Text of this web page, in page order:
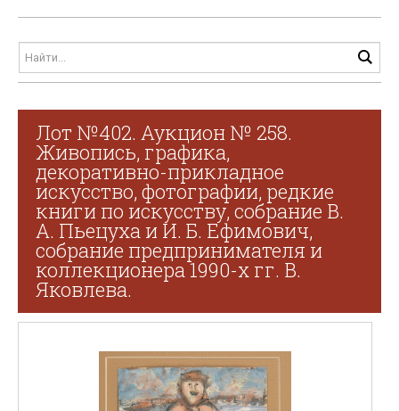
Лот №402. Аукцион № 258.
Живопись, графика,
декоративно-прикладное
искусство, фотографии, редкие
книги по искусству, собрание В.
А. Пьецуха и И. Б. Ефимович,
собрание предпринимателя и
коллекционера 1990-х гг. В.
Яковлева.